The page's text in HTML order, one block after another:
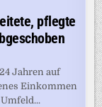
pflegte
Jahren auf
Einkommen